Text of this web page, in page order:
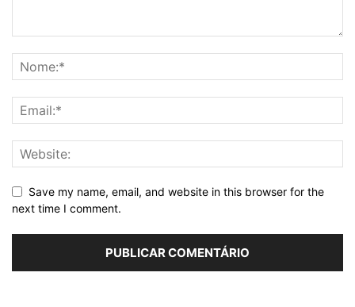
Save my name, email, and website in this browser for the
next time I comment.